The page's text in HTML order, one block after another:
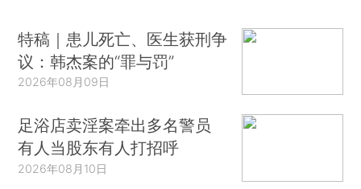
特稿｜患儿死亡、医生获刑争
议：韩杰案的“罪与罚”
2026年08月09日
足浴店卖淫案牵出多名警员
有人当股东有人打招呼
2026年08月10日